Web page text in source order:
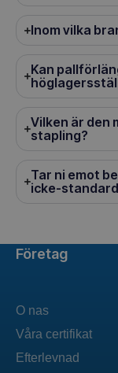
Inom vilka
Kan
Vilken är den
stapling?
Tar ni emot
icke-
Företag
O nas
Våra certifikat
Efterlevnad